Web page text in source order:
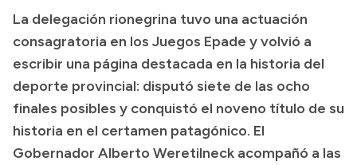
Transparencia
Presupuesto
Boletín Oficial
Compras y licitaciones
Consulta de expedientes
La delegación rionegrina tuvo una actuación
consagratoria en los Juegos Epade y volvió a
escribir una página destacada en la historia del
deporte provincial: disputó siete de las ocho
finales posibles y conquistó el noveno título de su
historia en el certamen patagónico. El
Gobernador Alberto Weretilneck acompañó a las